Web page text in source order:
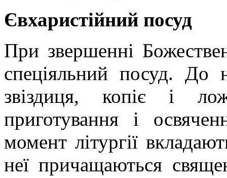
Євхаристійний посуд
При звершенні
спеціяльний посуд. До
звіздиця, копіє і
приготування і
момент літургії
неї причащаються